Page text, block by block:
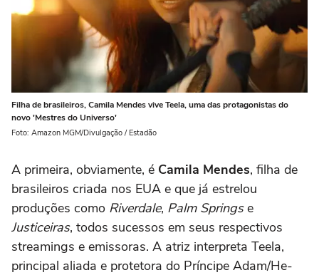
Filha de brasileiros, Camila Mendes vive Teela, uma das protagonistas do
novo 'Mestres do Universo'
Foto: Amazon MGM/Divulgação / Estadão
A primeira, obviamente, é Camila Mendes, filha de
brasileiros criada nos EUA e que já estrelou
produções como Riverdale, Palm Springse
Justiceiras, todos sucessos em seus respectivos
streamings e emissoras. A atriz interpreta Teela,
principal aliada e protetora do Príncipe Adam/He-